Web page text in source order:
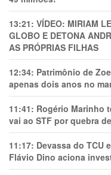
13:21: VÍDEO: MIRIAM
GLOBO E DETONA
AS PRÓPRIAS FILHAS
12:34: Patrimônio de
apenas dois anos no
11:41: Rogério Marinho
vai ao STF por quebra
11:17: Devassa do TCU
Flávio Dino aciona